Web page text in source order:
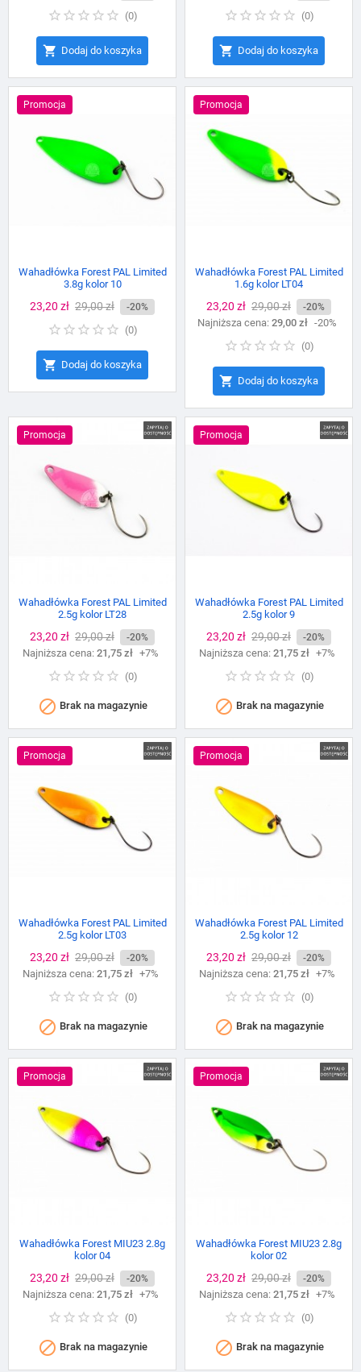
podstawowa
(0)
 Dodaj do koszyka
podstawowa
(0)
 Dodaj do koszyka
Promocja
Wahadłówka Forest PAL Limited
3.8g kolor 10
Cena
23,20 zł Cena
podstawowa
29,00 zł -20%
(0)
 Dodaj do koszyka
Promocja
Wahadłówka Forest PAL Limited
1.6g kolor LT04
Cena
23,20 zł Cena
podstawowa
29,00 zł -20%
Najniższa cena: 29,00 zł -20%
(0)
 Dodaj do koszyka
Promocja
Wahadłówka Forest PAL Limited
2.5g kolor LT28
Cena
23,20 zł Cena
podstawowa
29,00 zł -20%
Najniższa cena: 21,75 zł +7%
(0)
 Brak na magazynie
Promocja
Wahadłówka Forest PAL Limited
2.5g kolor 9
Cena
23,20 zł Cena
podstawowa
29,00 zł -20%
Najniższa cena: 21,75 zł +7%
(0)
 Brak na magazynie
Promocja
Wahadłówka Forest PAL Limited
2.5g kolor LT03
Cena
23,20 zł Cena
podstawowa
29,00 zł -20%
Najniższa cena: 21,75 zł +7%
(0)
 Brak na magazynie
Promocja
Wahadłówka Forest PAL Limited
2.5g kolor 12
Cena
23,20 zł Cena
podstawowa
29,00 zł -20%
Najniższa cena: 21,75 zł +7%
(0)
 Brak na magazynie
Promocja
Wahadłówka Forest MIU23 2.8g
kolor 04
Cena
23,20 zł Cena
podstawowa
29,00 zł -20%
Najniższa cena: 21,75 zł +7%
(0)
 Brak na magazynie
Promocja
Wahadłówka Forest MIU23 2.8g
kolor 02
Cena
23,20 zł Cena
podstawowa
29,00 zł -20%
Najniższa cena: 21,75 zł +7%
(0)
 Brak na magazynie